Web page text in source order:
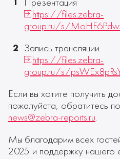
https://files.zebra-
group.ru/s/
Запись трансляции
https://files.zebra-
group.ru/s/
Если вы хотите получить
пожалуйста, обратитесь
news@zebra-reports.ru.
Мы благодарим всех
2025 и поддержку нашего